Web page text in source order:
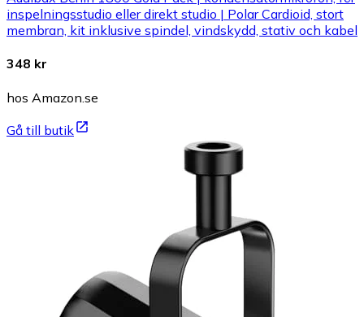
inspelningsstudio eller direkt studio | Polar Cardioid, stort
membran, kit inklusive spindel, vindskydd, stativ och kabel
348 kr
hos Amazon.se
Gå till butik